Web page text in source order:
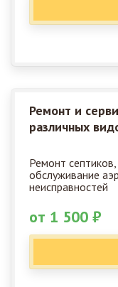
Ремонт и
различных
Ремонт
обслуживание
неисправностей
от 1 500 ₽